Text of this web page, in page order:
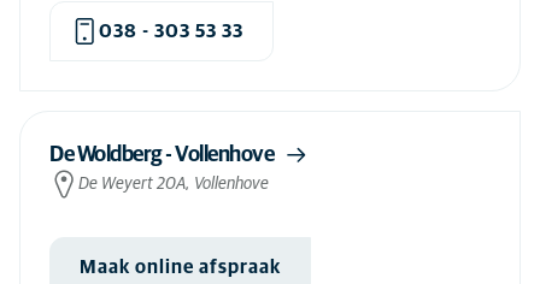
038 - 303 53 33
De Woldberg - Vollenhove
De Weyert 20A, Vollenhove
Maak online afspraak